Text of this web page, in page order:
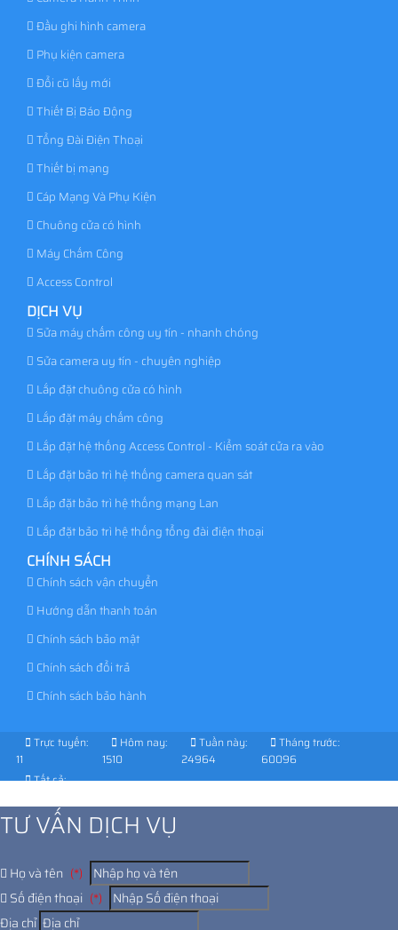
Đầu ghi hình camera
Phụ kiện camera
Đổi cũ lấy mới
Thiết Bị Báo Động
Tổng Đài Điện Thoại
Thiết bị mạng
Cáp Mạng Và Phụ Kiện
Chuông cửa có hình
Máy Chấm Công
Access Control
DỊCH VỤ
Sửa máy chấm công uy tín - nhanh chóng
Sửa camera uy tín - chuyên nghiệp
Lắp đặt chuông cửa có hình
Lắp đặt máy chấm công
Lắp đặt hệ thống Access Control - Kiểm soát cửa ra vào
Lắp đặt bảo trì hệ thống camera quan sát
Lắp đặt bảo trì hệ thống mạng Lan
Lắp đặt bảo trì hệ thống tổng đài điện thoại
CHÍNH SÁCH
Chính sách vận chuyển
Hướng dẫn thanh toán
Chính sách bảo mật
Chính sách đổi trả
Chính sách bảo hành
Trực tuyến:
11
Hôm nay:
1510
Tuần này:
24964
Tháng trước:
60096
Tất cả:
TƯ VẤN DỊCH VỤ
Họ và tên (*)
Số điện thoại (*)
Địa chỉ